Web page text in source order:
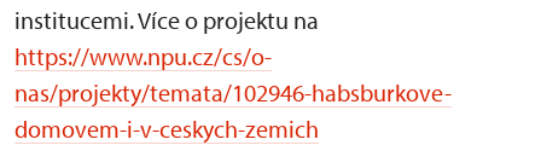
institucemi. Více o projektu na
https://www.npu.cz/cs/o-
nas/projekty/temata/102946-habsburkove-
domovem-i-v-ceskych-zemich